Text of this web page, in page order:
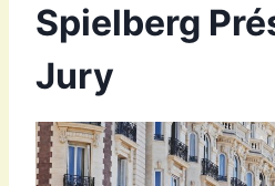
Spielberg
Jury